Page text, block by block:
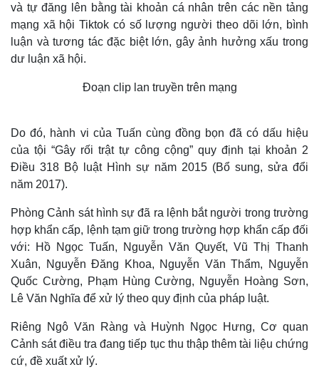
Thể thao
và tự đăng lên bằng tài khoản cá nhân trên các nền tảng
mạng xã hội Tiktok có số lượng người theo dõi lớn, bình
luận và tương tác đặc biệt lớn, gây ảnh hưởng xấu trong
dư luận xã hội.
Đoạn clip lan truyền trên mạng
Do đó, hành vi của Tuấn cùng đồng bọn đã có dấu hiệu
của tội “Gây rối trật tự công cộng” quy định tại khoản 2
Điều 318 Bộ luật Hình sự năm 2015 (Bổ sung, sửa đổi
năm 2017).
Phòng Cảnh sát hình sự đã ra lệnh bắt người trong trường
hợp khẩn cấp, lệnh tạm giữ trong trường hợp khẩn cấp đối
với: Hồ Ngọc Tuấn, Nguyễn Văn Quyết, Vũ Thị Thanh
Xuân, Nguyễn Đăng Khoa, Nguyễn Văn Thẩm, Nguyễn
Quốc Cường, Phạm Hùng Cường, Nguyễn Hoàng Sơn,
Lê Văn Nghĩa để xử lý theo quy định của pháp luật.
Riêng Ngô Văn Ràng và Huỳnh Ngọc Hưng, Cơ quan
Cảnh sát điều tra đang tiếp tục thu thập thêm tài liệu chứng
cứ, đề xuất xử lý.